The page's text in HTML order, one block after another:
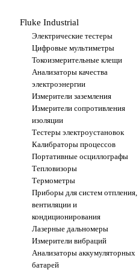
Fluke Industrial
Электрические тестеры
Цифровые мультиметры
Токоизмерительные клещи
Анализаторы качества
электроэнергии
Измерители заземления
Измерители сопротивления
изоляции
Тестеры электроустановок
Калибраторы процессов
Портативные осциллографы
Тепловизоры
Термометры
Приборы для систем отпления,
вентиляции и
кондиционирования
Лазерные дальномеры
Измерители вибраций
Анализаторы аккумуляторных
батарей